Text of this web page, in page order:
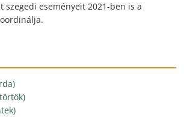
szegedi eseményeit 2021-ben is a